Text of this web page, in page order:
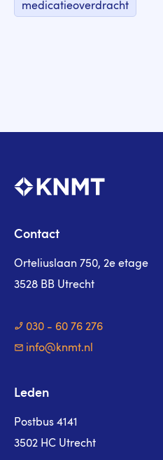
medicatieoverdracht
Contact
Orteliuslaan 750, 2e etage
3528 BB Utrecht
030 - 60 76 276
info@knmt.nl
Leden
Postbus 4141
3502 HC Utrecht